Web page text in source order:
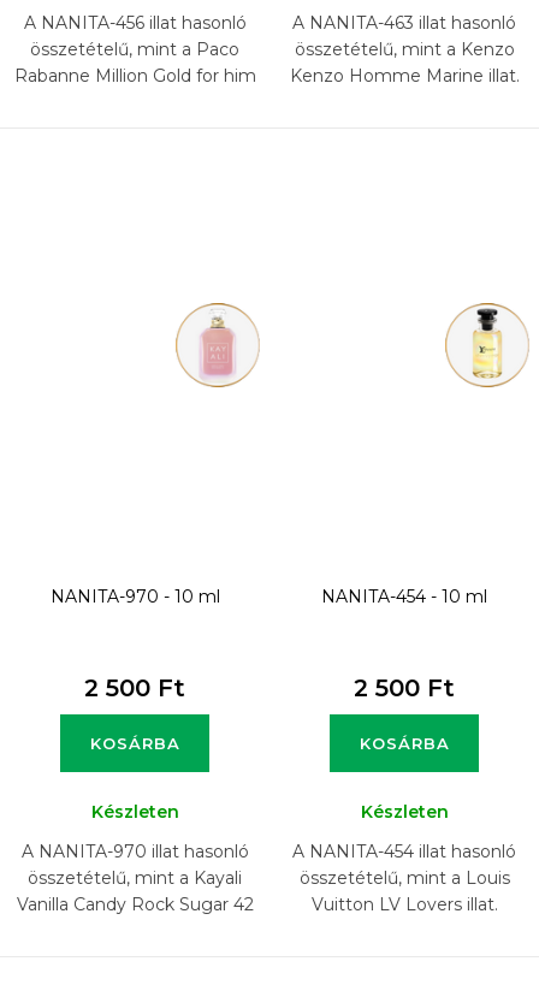
A NANITA-456 illat hasonló
összetételű, mint a Paco
Rabanne Million Gold for him
A NANITA-463 illat hasonló
összetételű, mint a Kenzo
Kenzo Homme Marine illat.
NANITA-970 - 10 ml
2 500 Ft
KOSÁRBA
Készleten
A NANITA-970 illat hasonló
összetételű, mint a Kayali
Vanilla Candy Rock Sugar 42
NANITA-454 - 10 ml
2 500 Ft
KOSÁRBA
Készleten
A NANITA-454 illat hasonló
összetételű, mint a Louis
Vuitton LV Lovers illat.